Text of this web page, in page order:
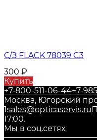
С/З FLACK 78039 C3
300 ₽
Купить
+7-800-511-06-44+7-
Москва, Югорский
1sales@opticaservis.ru
17:00.
Мы в соц.сетях